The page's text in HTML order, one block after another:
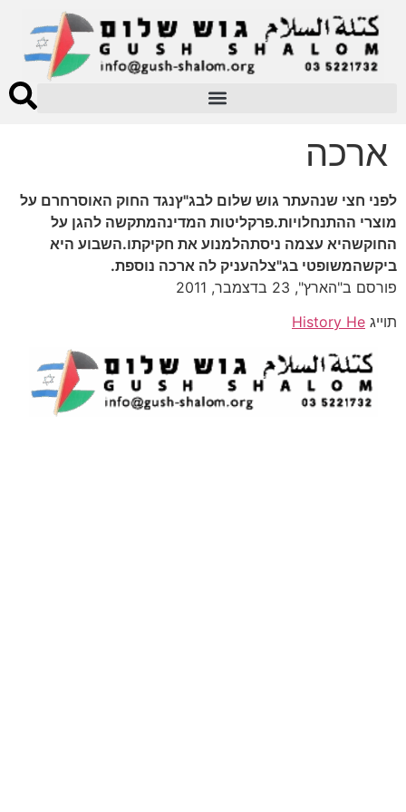
ארכה
לפני חצי שנהעתר גוש שלום לבג"ץנגד החוק האוסרחרם על
מוצרי ההתנחלויות.פרקליטות המדינהמתקשה להגן על
החוקשהיא עצמה ניסתהלמנוע את חקיקתו.השבוע היא
ביקשהמשופטי בג"צלהעניק לה ארכה נוספת.
פורסם ב"הארץ", 23 בדצמבר, 2011
תוייג History He